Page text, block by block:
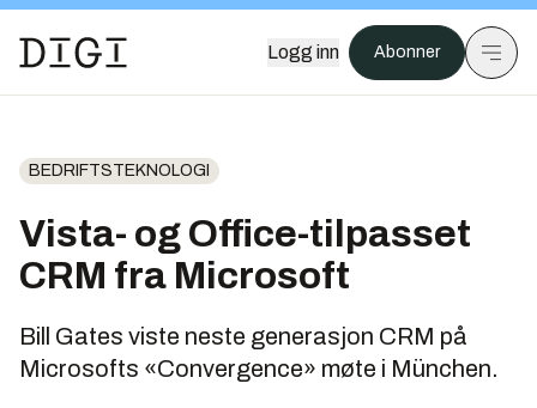
Logg inn Abonner
BEDRIFTSTEKNOLOGI
Vista- og Office-tilpasset
CRM fra Microsoft
Bill Gates viste neste generasjon CRM på
Microsofts «Convergence» møte i München.